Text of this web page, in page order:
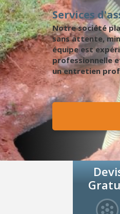
Services
Notre société
sans attente,
équipe est
professionnelle
un entretien